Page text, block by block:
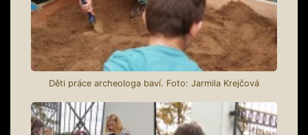
Děti práce archeologa baví. Foto: Jarmila Krejčová